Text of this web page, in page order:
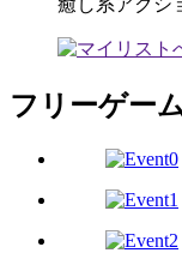
癒し系アクシ
フリーゲー